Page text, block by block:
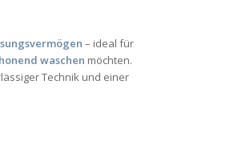
– ideal für
waschen möchten.
Technik und einer